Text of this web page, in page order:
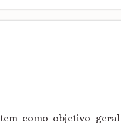
como objetivo